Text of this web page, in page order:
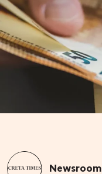
Newsroom